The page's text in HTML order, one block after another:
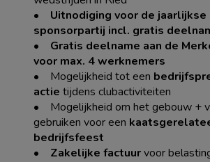
• Uitnodiging voor de jaarlijkse
sponsorpartij incl. gratis
• Gratis deelname aan de
voor max. 4 werknemers
• Mogelijkheid tot een
actie tijdens clubactiviteiten
• Mogelijkheid om het gebouw +
gebruiken voor een
bedrijfsfeest
• Zakelijke factuurvoor